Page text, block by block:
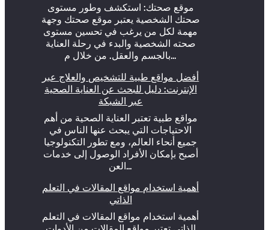
موقع صحتك: استكشف وطور مستوى
صحتك الشخصية يعتبر موقع صحتك وجهة
مهمة لكل من يرغب في تحسين مستوى
صحته الشخصية والبدء في رحلة العناية
بالجسم والعقل. من خلال م…
أفضل مواقع طبية للتشخيص والعلاج عبر
الإنترنت: دليل للبحث عن العناية الصحية
عبر الشبكة
مواقع طبية تعتبر العناية الصحية من أهم
الاحتياجات التي يبحث عنها الناس في
جميع أنحاء العالم، ومع تطور التكنولوجيا
أصبح بإمكان الأفراد الوصول إلى خدمات
العن…
أهمية استخدام مواقع المقالات في التعلم
الذاتي
أهمية استخدام مواقع المقالات في التعلم